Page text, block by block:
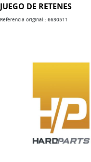
JUEGO DE RETENES
Referencia original:: 6630511